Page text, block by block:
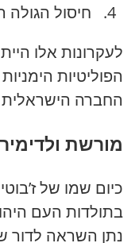
חיסול הגולה
לעקרונות אלו
הפוליטיות
החברה הישראלית
מורשת ולדימיר
כיום שמו של
בתולדות העם
נתן השראה לדור